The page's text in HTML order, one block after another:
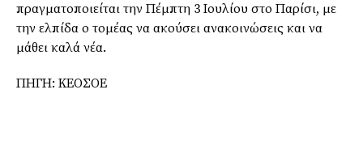
πραγματοποιείται την Πέμπτη 3 Ιουλίου στο Παρίσι, με
την ελπίδα ο τομέας να ακούσει ανακοινώσεις και να
μάθει καλά νέα.
ΠΗΓΗ: ΚΕΟΣΟΕ